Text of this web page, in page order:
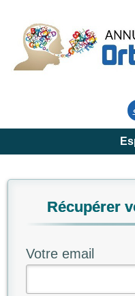
Récupérer
Votre email